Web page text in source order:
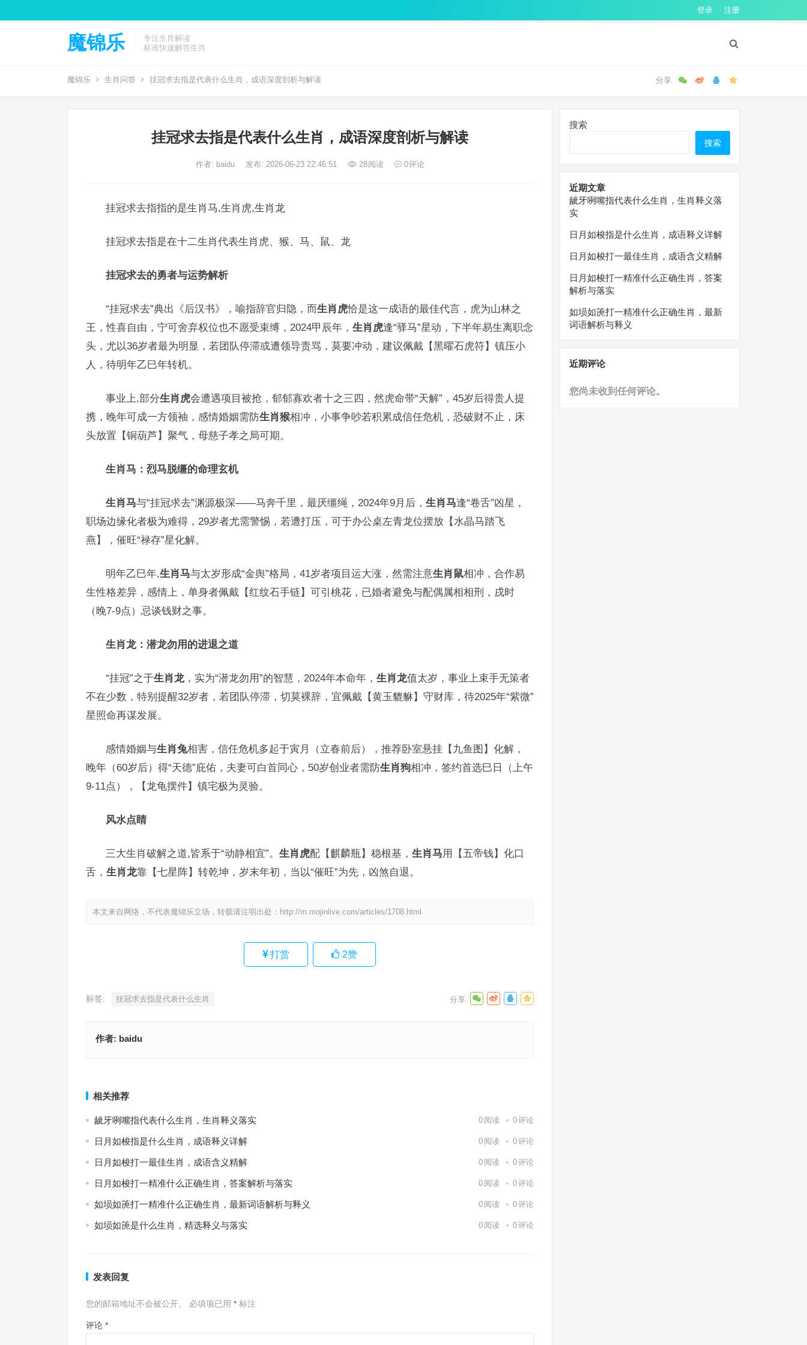
登录 注册
魔锦乐
专注生肖解读
标准快速解答生肖
魔锦乐 生肖问答 挂冠求去指是代表什么生肖，成语深度剖析与解读
挂冠求去指是代表什么生肖，成语深度剖析与解读
作者: baidu 发布: 2026-06-23 22:46:51 28阅读 0评论
挂冠求去指指的是生肖马,生肖虎,生肖龙
挂冠求去指是在十二生肖代表生肖虎、猴、马、鼠、龙
挂冠求去的勇者与运势解析
“挂冠求去”典出《后汉书》，喻指辞官归隐，而生肖虎恰是这一成语的最佳代言，虎为山林之
王，性喜自由，宁可舍弃权位也不愿受束缚，2024甲辰年， 生肖虎逢“驿马”星动，下半年易生离职念
头，尤以36岁者最为明显，若团队停滞或遭领导责骂，莫要冲动，建议佩戴【黑曜石虎符】镇压小
人，待明年乙巳年转机。
事业上,部分生肖虎会遭遇项目被抢，郁郁寡欢者十之三四，然虎命带“天解”，45岁后得贵人提
携，晚年可成一方领袖，感情婚姻需防生肖猴相冲，小事争吵若积累成信任危机，恐破财不止，床
头放置【铜葫芦】聚气，母慈子孝之局可期。
生肖马：烈马脱缰的命理玄机
生肖马与“挂冠求去”渊源极深——马奔千里，最厌缰绳，2024年9月后， 生肖马逢“卷舌”凶星，
职场边缘化者极为难得，29岁者尤需警惕，若遭打压，可于办公桌左青龙位摆放【水晶马踏飞
燕】，催旺“禄存”星化解。
明年乙巳年,生肖马与太岁形成“金舆”格局，41岁者项目运大涨，然需注意生肖鼠相冲，合作易
生性格差异，感情上，单身者佩戴【红纹石手链】可引桃花，已婚者避免与配偶属相相刑，戌时
（晚7-9点）忌谈钱财之事。
生肖龙：潜龙勿用的进退之道
“挂冠”之于生肖龙，实为“潜龙勿用”的智慧，2024年本命年， 生肖龙值太岁，事业上束手无策者
不在少数，特别提醒32岁者，若团队停滞，切莫裸辞，宜佩戴【黄玉貔貅】守财库，待2025年“紫微”
星照命再谋发展。
感情婚姻与生肖兔相害，信任危机多起于寅月（立春前后），推荐卧室悬挂【九鱼图】化解，
晚年（60岁后）得“天德”庇佑，夫妻可白首同心，50岁创业者需防生肖狗相冲，签约首选巳日（上午
9-11点），【龙龟摆件】镇宅极为灵验。
风水点睛
三大生肖破解之道,皆系于“动静相宜”。 生肖虎配【麒麟瓶】稳根基， 生肖马用【五帝钱】化口
舌， 生肖龙靠【七星阵】转乾坤，岁末年初，当以“催旺”为先，凶煞自退。
本文来自网络，不代表魔锦乐立场，转载请注明出处： http://m.mojinlive.com/articles/1708.html
打赏 2赞
标签: 挂冠求去指是代表什么生肖
作者: baidu
相关推荐
龇牙咧嘴指代表什么生肖，生肖释义落实 0 阅读 0评论
日月如梭指是什么生肖，成语释义详解 0 阅读 0评论
日月如梭打一最佳生肖，成语含义精解 0 阅读 0评论
日月如梭打一精准什么正确生肖，答案解析与落实 0 阅读 0评论
如埙如箎打一精准什么正确生肖，最新词语解析与释义 0 阅读 0评论
如埙如箎是什么生肖，精选释义与落实 0 阅读 0评论
发表回复
您的邮箱地址不会被公开。 必填项已用 * 标注
评论 *
搜索
搜索
近期文章
龇牙咧嘴指代表什么生肖，生肖释义落
实
日月如梭指是什么生肖，成语释义详解
日月如梭打一最佳生肖，成语含义精解
日月如梭打一精准什么正确生肖，答案
解析与落实
如埙如箎打一精准什么正确生肖，最新
词语解析与释义
近期评论
您尚未收到任何评论。